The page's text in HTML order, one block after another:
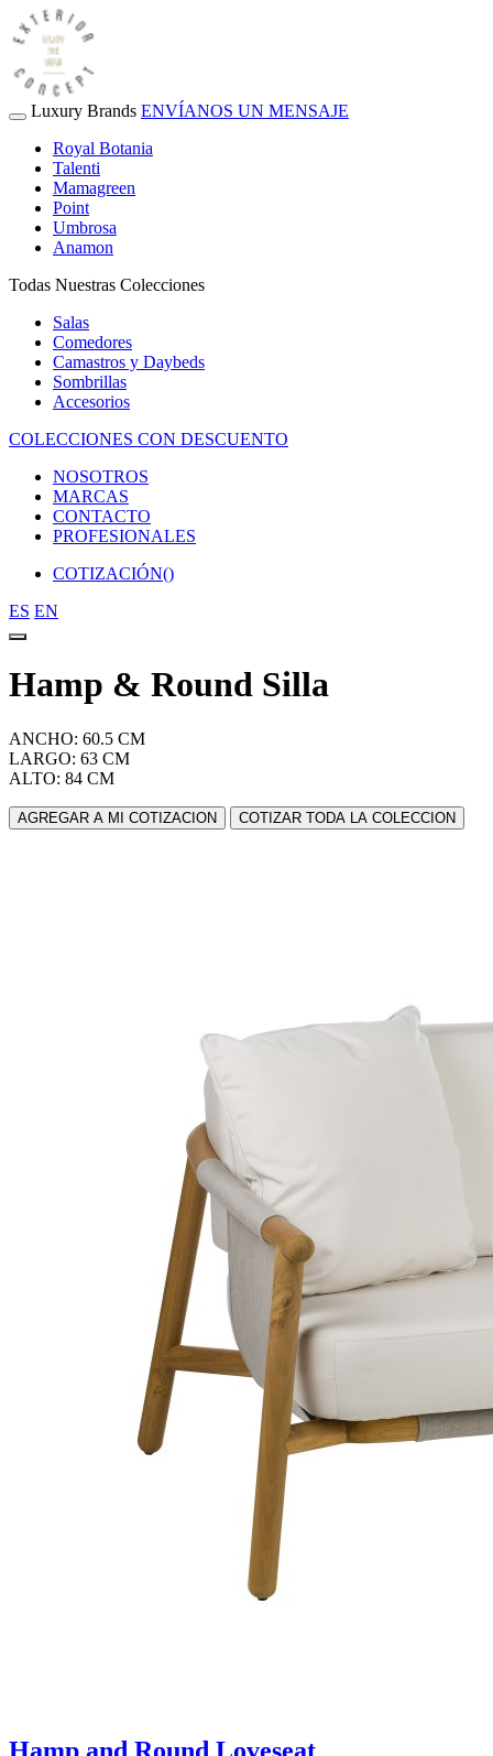
Luxury Brands ENVÍANOS UN MENSAJE
Royal Botania
Talenti
Mamagreen
Point
Umbrosa
Anamon
Todas Nuestras Colecciones
Salas
Comedores
Camastros y Daybeds
Sombrillas
Accesorios
COLECCIONES CON DESCUENTO
NOSOTROS
MARCAS
CONTACTO
PROFESIONALES
COTIZACIÓN()
ES EN
Hamp & Round Silla
ANCHO: 60.5 CM
LARGO: 63 CM
ALTO: 84 CM
AGREGAR A MI COTIZACION COTIZAR TODA LA COLECCION
Hamp and Round Loveseat